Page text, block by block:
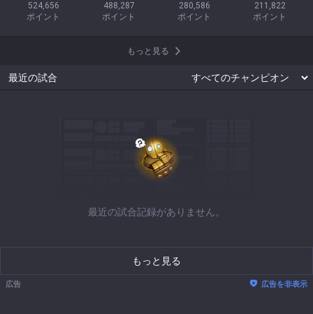
524,656
ポイント
488,287
ポイント
280,586
ポイント
211,822
ポイント
もっと見る
最近の試合
最近の試合記録がありません。
もっと見る
広告 広告を非表示